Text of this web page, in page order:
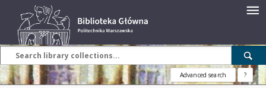
Advanced search ?